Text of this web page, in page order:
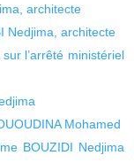
architecte
Nedjima, architecte
l’arrêté ministériel
Mohamed
BOUZIDI Nedjima